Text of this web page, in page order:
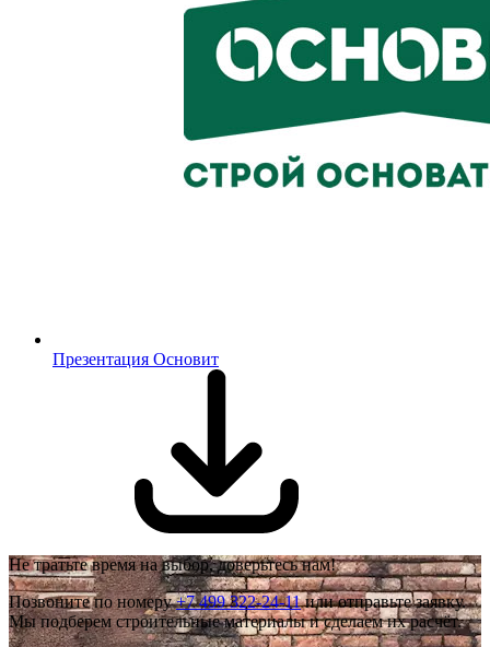
Презентация Основит
Не тратьте время на выбор, доверьтесь нам!
Позвоните по номеру+7 499 322-24-11или отправьте заявку.
Мы подберем строительные материалы и сделаем их расчёт.